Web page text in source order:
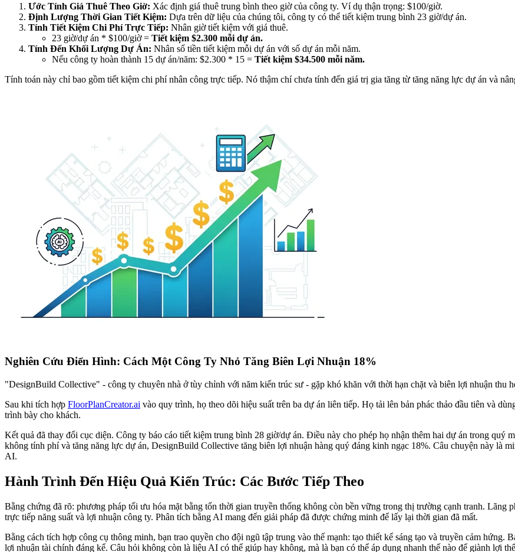
Ước Tính Giá Thuê Theo Giờ: Xác định giá thuê trung bình theo giờ của công ty. Ví dụ thận trọng: $100/giờ.
Định Lượng Thời Gian Tiết Kiệm: Dựa trên dữ liệu của chúng tôi, công ty có thể tiết kiệm trung bình 23 giờ/dự án.
Tính Tiết Kiệm Chi Phí Trực Tiếp: Nhân giờ tiết kiệm với giá thuê.
23 giờ/dự án * $100/giờ = Tiết kiệm $2.300 mỗi dự án.
Tính Đến Khối Lượng Dự Án: Nhân số tiền tiết kiệm mỗi dự án với số dự án mỗi năm.
Nếu công ty hoàn thành 15 dự án/năm: $2.300 * 15 = Tiết kiệm $34.500 mỗi năm.
Tính toán này chỉ bao gồm tiết kiệm chi phí nhân công trực tiếp. Nó thậm chí chưa tính đến giá trị gia tăng từ tăng năng lực dự án và
Nghiên Cứu Điển Hình: Cách Một Công Ty Nhỏ Tăng Biên Lợi Nhuận 18%
"DesignBuild Collective" - công ty chuyên nhà ở tùy chỉnh với năm kiến trúc sư - gặp khó khăn với thời hạn chặt và biên lợi nhuận thu
Sau khi tích hợp FloorPlanCreator.ai vào quy trình, họ theo dõi hiệu suất trên ba dự án liên tiếp. Họ tải lên bản phác thảo đầu tiên và
trình bày cho khách.
Kết quả đã thay đổi cục diện. Công ty báo cáo tiết kiệm trung bình 28 giờ/dự án. Điều này cho phép họ nhận thêm hai dự án trong quý
không tính phí và tăng năng lực dự án, DesignBuild Collective tăng biên lợi nhuận hàng quý đáng kinh ngạc 18%. Câu chuyện này là
AI.
Hành Trình Đến Hiệu Quả Kiến Trúc: Các Bước Tiếp Theo
Bằng chứng đã rõ: phương pháp tối ưu hóa mặt bằng tốn thời gian truyền thống không còn bền vững trong thị trường cạnh tranh. Lãng
trực tiếp năng suất và lợi nhuận công ty. Phân tích bằng AI mang đến giải pháp đã được chứng minh để lấy lại thời gian đã mất.
Bằng cách tích hợp công cụ thông minh, bạn trao quyền cho đội ngũ tập trung vào thế mạnh: tạo thiết kế sáng tạo và truyền cảm hứng.
lợi nhuận tài chính đáng kể. Câu hỏi không còn là liệu AI có thể giúp hay không, mà là bạn có thể áp dụng nhanh thế nào để giành lợi